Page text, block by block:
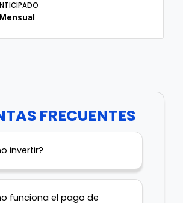
FRECUENTES
invertir?
funciona el pago de